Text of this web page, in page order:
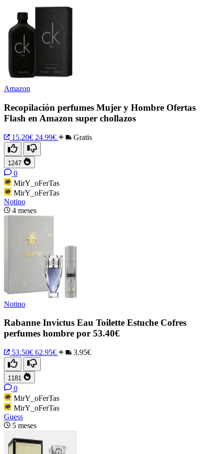
Amazon
Recopilación perfumes Mujer y Hombre Ofertas
Flash en Amazon super chollazos
15.20€ 24.99€ Gratis
1247
0
MirY_oFerTas
MirY_oFerTas
Notino
4 meses
Notino
Rabanne Invictus Eau Toilette Estuche Cofres
perfumes hombre por 53.40€
53.50€ 62.95€ 3.95€
1181
0
MirY_oFerTas
MirY_oFerTas
Guess
5 meses